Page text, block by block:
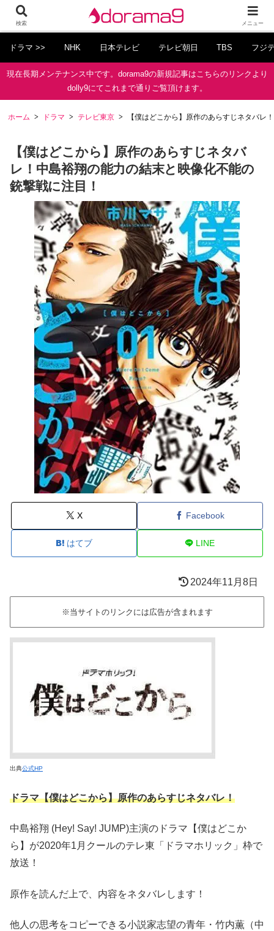
ドラマ >> NHK 日本テレビ テレビ朝日 TBS フジ
現在長期メンテナンス中です。dorama9の新規記事はこちらのリンクより
dolly9にてこれまで通りご覧頂けます。
ホーム ドラマ テレビ東京 【僕はどこから】原作のあらすじネタバレ
【僕はどこから】原作のあらすじネタバ
レ！中島裕翔の能力の結末と映像化不能の
銃撃戦に注目！
X Facebook
はてブ LINE
2024年11月8日
※当サイトのリンクには広告が含まれます
出典公式HP
ドラマ【僕はどこから】原作のあらすじネタバレ！
中島裕翔 (Hey! Say! JUMP)主演のドラマ【僕はどこか
ら】が2020年1月クールのテレ東「ドラマホリック」枠で
放送！
原作を読んだ上で、内容をネタバレします！
他人の思考をコピーできる小説家志望の青年・竹内薫（中
検索 メニュー